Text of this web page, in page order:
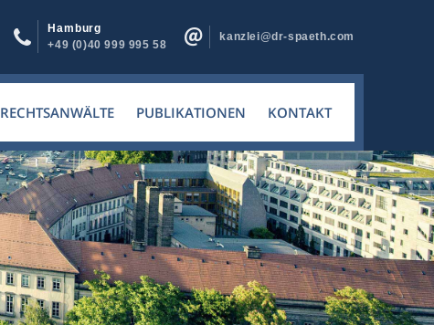
Hamburg
+49 (0)40 999 995 58
kanzlei@dr-spaeth.com
RECHTSANWÄLTE PUBLIKATIONEN KONTAKT